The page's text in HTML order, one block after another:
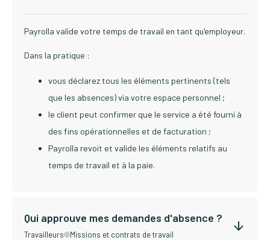
Payrolla valide votre temps de travail en tant qu'employeur.
Dans la pratique :
vous déclarez tous les éléments pertinents (tels
que les absences) via votre espace personnel ;
le client peut confirmer que le service a été fourni à
des fins opérationnelles et de facturation ;
Payrolla revoit et valide les éléments relatifs au
temps de travail et à la paie.
Qui approuve mes demandes d'absence ?
Travailleurs Missions et contrats de travail